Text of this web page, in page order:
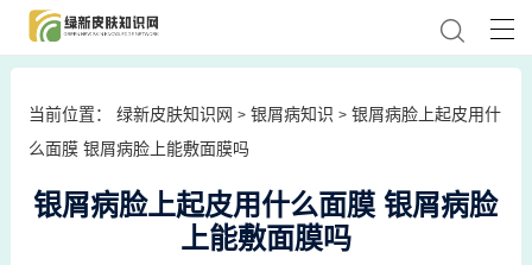
当前位置： 绿新皮肤知识网 > 银屑病知识 > 银屑病脸上起皮用什
么面膜 银屑病脸上能敷面膜吗
银屑病脸上起皮用什么面膜 银屑病脸
上能敷面膜吗